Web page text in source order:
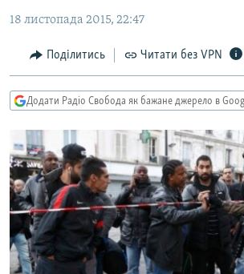
основної
Перейти
до
пошуку
ЕКОНОМІКА
СУСПІЛЬСТВО
УКРАЇНА
СВІТ
РОСІЙСЬКА «ФІЛЬТРАЦІЯ»
ДОНБАС.РЕАЛІЇ
ТИ ЯК?
СХЕМИ
КИТАЙ.ВИКЛИКИ
МУЛЬТИМЕДІА
ФОТО
СПЕЦПРОЄКТИ
18 листопада 2015, 22:47
Поділитись Читати без VPN
Додати Радіо Свобода як бажане джерело в